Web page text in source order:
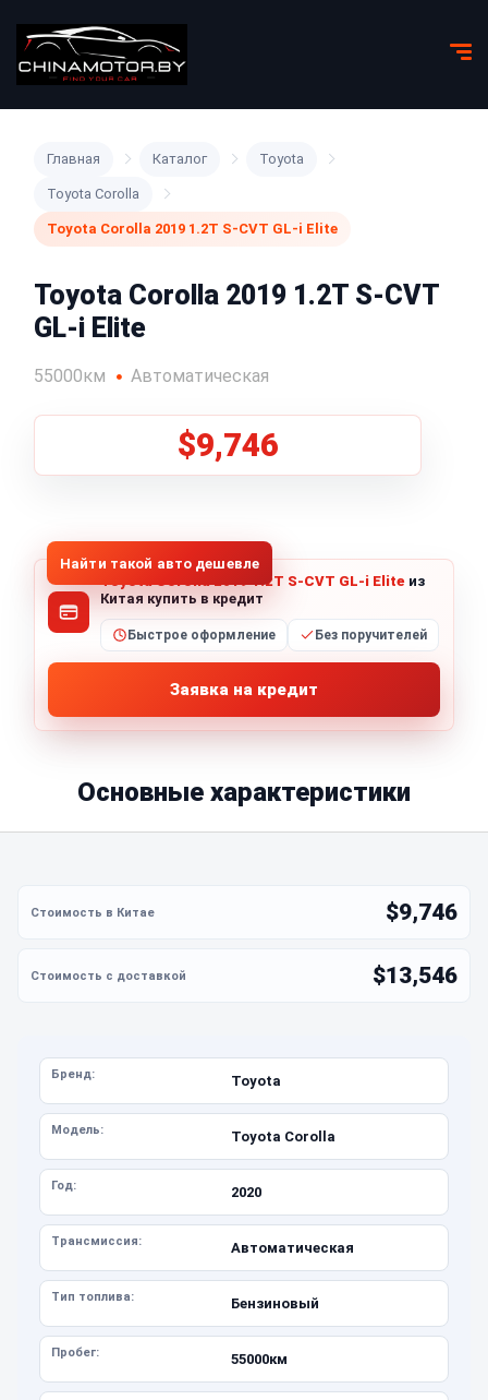
Главная Каталог Toyota
Toyota Corolla
Toyota Corolla 2019 1.2T S-CVT GL-i Elite
Toyota Corolla 2019 1.2T S-CVT
GL-i Elite
55000км Автоматическая
$9,746
Найти такой авто дешевле
Toyota Corolla 2019 1.2T S-CVT GL-i Elite из
Китая купить в кредит
Быстрое оформление Без поручителей
Заявка на кредит
Основные характеристики
$9,746
$13,546
Бренд: Toyota
Модель: Toyota Corolla
Год: 2020
Трансмиссия: Автоматическая
Тип топлива: Бензиновый
Пробег: 55000км